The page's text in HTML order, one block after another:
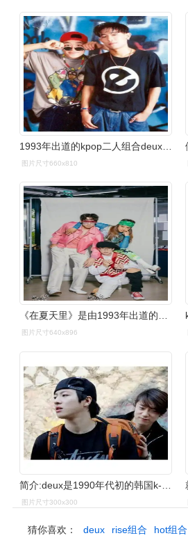
1993年出道的kpop二人组合deux(成员:金城宰,李贤道)是最早把嘻哈融入
图片尺寸660x810
《在夏天里》是由1993年出道的deux在1994年发行的歌曲,这个组合是由
图片尺寸640x896
简介:deux是1990年代初的韩国k-pop二人组合,他们率先将嘻哈音乐融入
图片尺寸300x300
猜你喜欢： deux rise组合 hot组合